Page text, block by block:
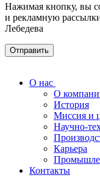
Нажимая кнопку, вы
и рекламную
Лебедева
О нас
О
История
Миссия и
Научно-
Карьера
Контакты